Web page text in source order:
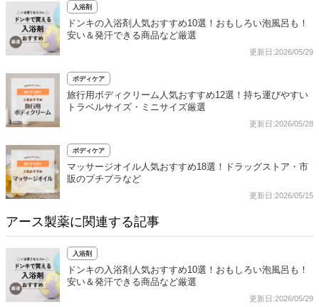
入浴剤
ドンキの入浴剤人気おすすめ10選！おもしろい泡風呂も！
安い＆発汗できる商品など厳選
更新日:2026/05/29
ボディケア
旅行用ボディクリーム人気おすすめ12選！持ち運びやすい
トラベルサイズ・ミニサイズ厳選
更新日:2026/05/28
ボディケア
マッサージオイル人気おすすめ18選！ドラッグストア・市
販のプチプラなど
更新日:2026/05/15
アース製薬に関連する記事
入浴剤
ドンキの入浴剤人気おすすめ10選！おもしろい泡風呂も！
安い＆発汗できる商品など厳選
更新日:2026/05/29